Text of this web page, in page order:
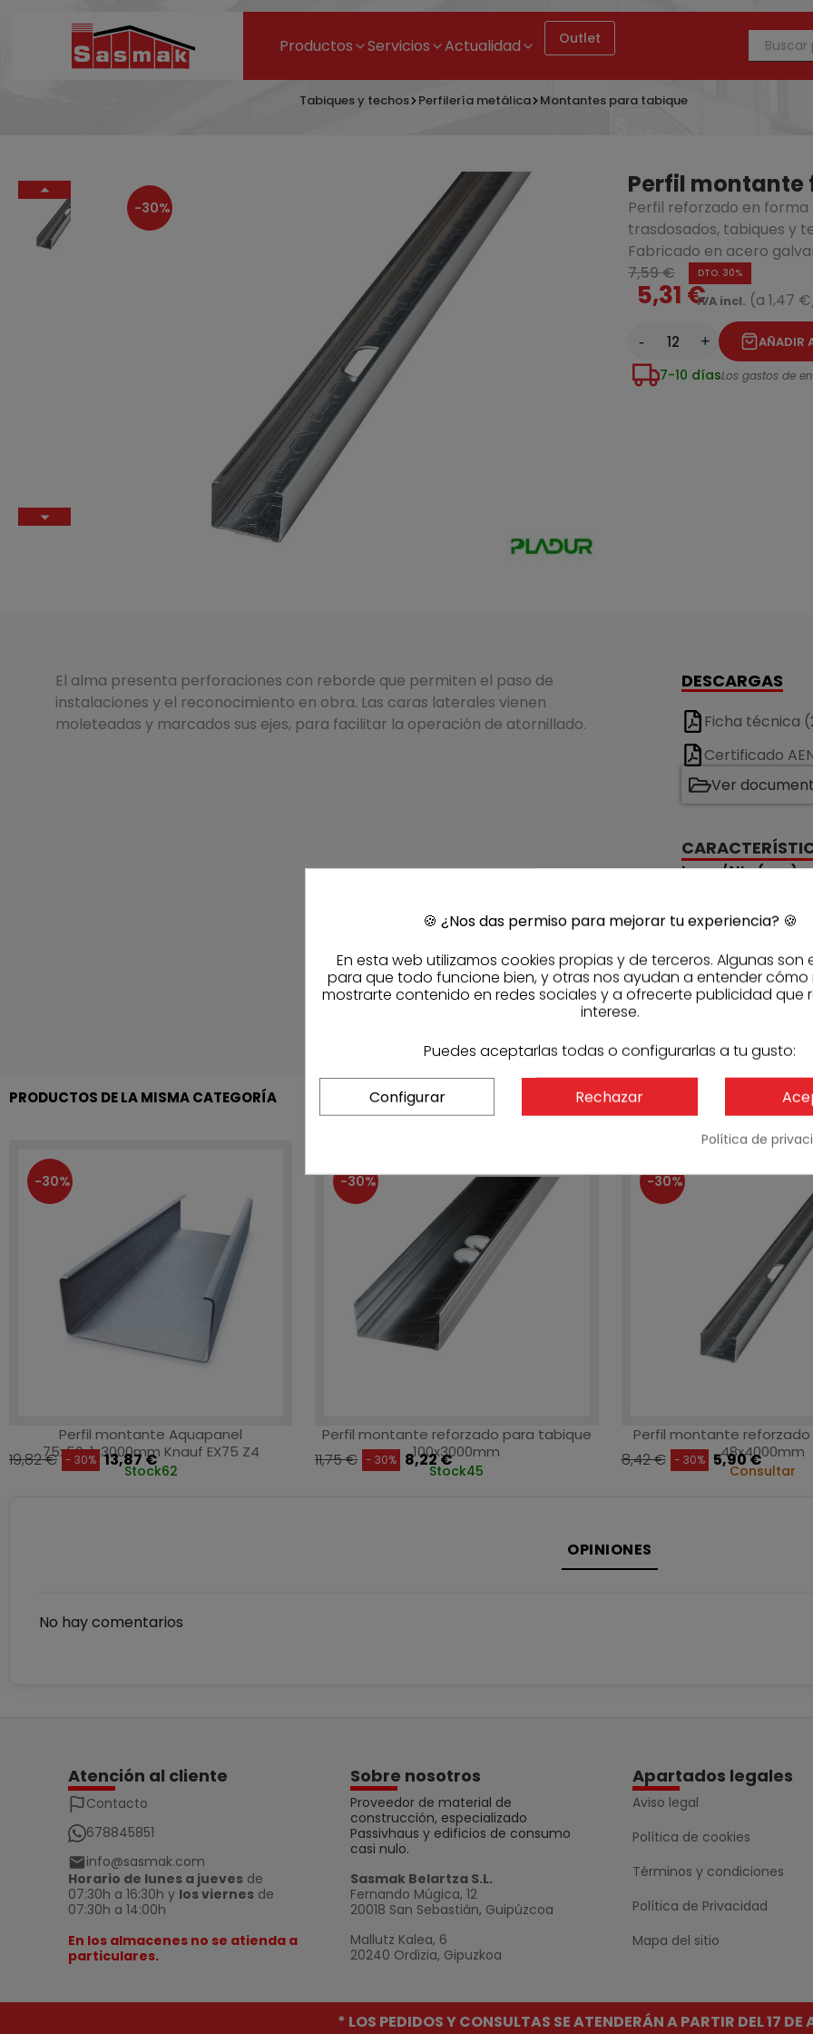
Productos Servicios Actualidad Outlet
Tabiques y techos Perfilería metálica Montantes para tabique
-30%
Perfil montante
Perfil reforzado en
trasdosados, tabiques y
Fabricado en acero
7,59 €
DTO. 30%
5,31 €IVA incl. (a 1,47
- + AÑADIR
7-10 díasLos gastos de
El alma presenta perforaciones con reborde que permiten el paso de
instalaciones y el reconocimiento en obra. Las caras laterales vienen
moleteadas y marcados sus ejes, para facilitar la operación de atornillado.
DESCARGAS
Ficha técnica
Certificado
Ver
Largo/Alto (mm)
Cant. embalaje
Cant. palet
REFERENCIAS
PRODUCTOS DE LA MISMA CATEGORÍA
-30%
Perfil montante Aquapanel
75x50x1x3000mm Knauf EX75 Z4
19,82 € - 30% 13,87 €
Stock62
-30%
Perfil montante reforzado para tabique
100x3000mm
11,75 € - 30% 8,22 €
Stock45
-30%
Perfil montante
48x4000mm
8,42 € - 30% 5,90 €
Consultar
OPINIONES
No hay comentarios
Atención al cliente
Contacto
678845851
info@sasmak.com
Horario de lunes a jueves de
07:30h a 16:30h y los viernes de
07:30h a 14:00h
En los almacenes no se atienda a
particulares.
Sobre nosotros
Proveedor de material de
construcción, especializado
Passivhaus y edificios de consumo
casi nulo.
Sasmak Belartza S.L.
Fernando Múgica, 12
20018 San Sebastián, Guipúzcoa
Mallutz Kalea, 6
20240 Ordizia, Gipuzkoa
Apartados legales
Aviso legal
Política de cookies
Términos y condiciones
Política de Privacidad
Mapa del sitio
* LOS PEDIDOS Y CONSULTAS SE ATENDERÁN A PARTIR DEL 17 DE
Perfil montante forma C de 48x3500mm
🍪 ¿Nos das permiso para mejorar tu experiencia? 🍪
En esta web utilizamos cookies propias y de terceros. Algunas son
para que todo funcione bien, y otras nos ayudan a entender cómo
mostrarte contenido en redes sociales y a ofrecerte publicidad que
interese.
Puedes aceptarlas todas o configurarlas a tu gusto:
Configurar Rechazar
Política de